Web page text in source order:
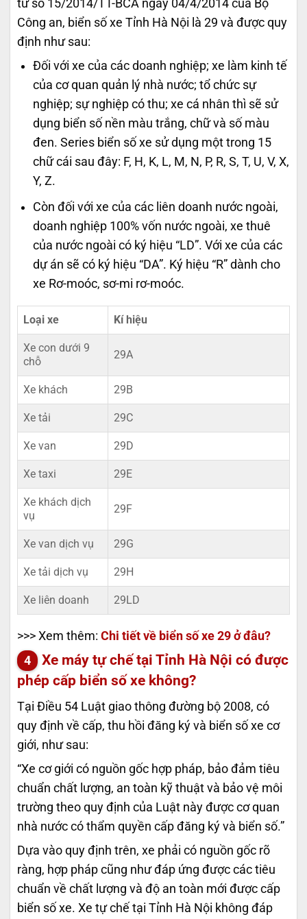
tư số 15/2014/TT-BCA ngày 04/4/2014 của Bộ
Công an, biển số xe Tỉnh Hà Nội là 29 và được quy
định như sau:
Đối với xe của các doanh nghiệp; xe làm kinh tế
của cơ quan quản lý nhà nước; tổ chức sự
nghiệp; sự nghiệp có thu; xe cá nhân thì sẽ sử
dụng biển số nền màu trắng, chữ và số màu
đen. Series biển số xe sử dụng một trong 15
chữ cái sau đây: F, H, K, L, M, N, P, R, S, T, U, V, X,
Y, Z.
Còn đối với xe của các liên doanh nước ngoài,
doanh nghiệp 100% vốn nước ngoài, xe thuê
của nước ngoài có ký hiệu “LD”. Với xe của các
dự án sẽ có ký hiệu “DA”. Ký hiệu “R” dành cho
xe Rơ-moóc, sơ-mi rơ-moóc.
Loại xe Kí hiệu
Xe con dưới 9
chỗ
29A
Xe khách 29B
Xe tải 29C
Xe van 29D
Xe taxi 29E
Xe khách dịch
vụ
29F
Xe van dịch vụ 29G
Xe tải dịch vụ 29H
Xe liên doanh 29LD
>>> Xem thêm: Chi tiết về biển số xe 29 ở đâu?
Xe máy tự chế tại Tỉnh Hà Nội có được
phép cấp biển số xe không?
Tại Điều 54 Luật giao thông đường bộ 2008, có
quy định về cấp, thu hồi đăng ký và biển số xe cơ
giới, như sau:
“Xe cơ giới có nguồn gốc hợp pháp, bảo đảm tiêu
chuẩn chất lượng, an toàn kỹ thuật và bảo vệ môi
trường theo quy định của Luật này được cơ quan
nhà nước có thẩm quyền cấp đăng ký và biển số.”
Dựa vào quy định trên, xe phải có nguồn gốc rõ
ràng, hợp pháp cũng như đáp ứng được các tiêu
chuẩn về chất lượng và độ an toàn mới được cấp
biển số xe. Xe tự chế tại Tỉnh Hà Nội không đáp